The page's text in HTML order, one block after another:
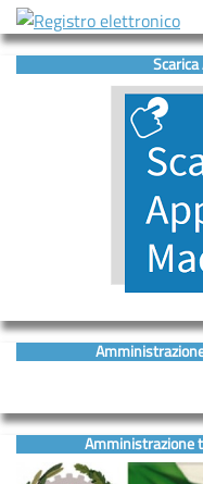
Contatti
Segreteria
–
URP
Amministrazione